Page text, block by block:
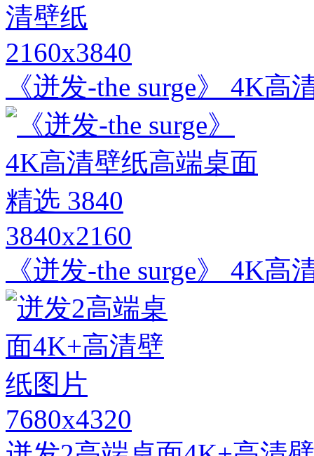
2160x3840
《迸发-the surge》 4K高
3840x2160
《迸发-the surge》 4K
7680x4320